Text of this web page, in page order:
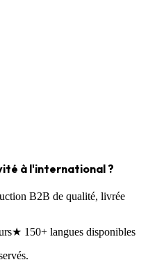
à l'international ?
B2B de qualité, livrée
★ 150+ langues disponibles